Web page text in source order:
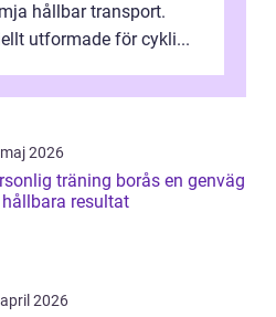
hållbar transport.
utformade för cykli...
2026
träning borås en genväg
resultat
2026